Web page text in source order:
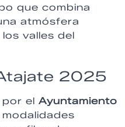
que combina
atmósfera
valles del
2025
el Ayuntamiento